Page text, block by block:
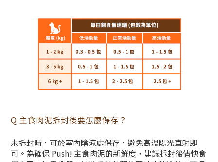
Q 主食肉泥拆封後要怎麼保存？
未拆封時，可於室內陰涼處保存，避免高溫陽光直射即
可。為確保 Push! 主食肉泥的新鮮度，建議拆封後儘快食